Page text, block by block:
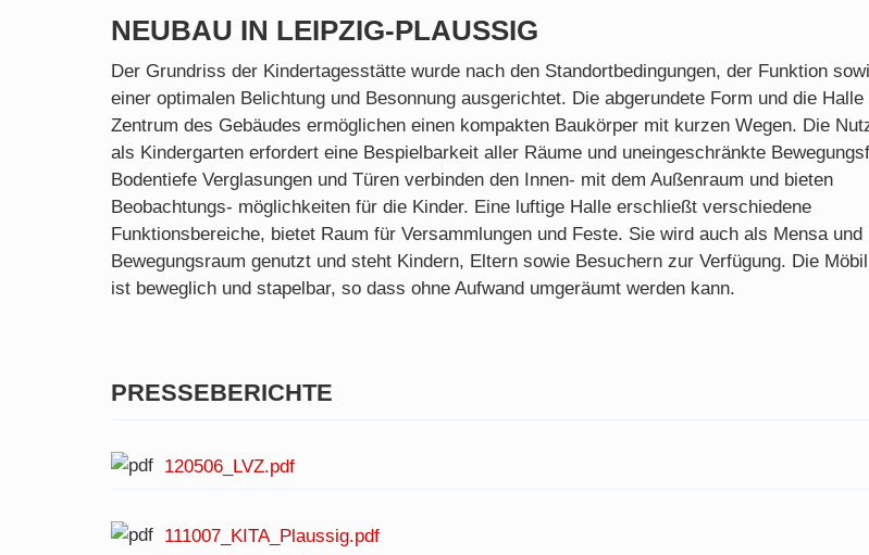
NEUBAU IN LEIPZIG-PLAUSSIG
Der Grundriss der Kindertagesstätte wurde nach den Standortbedingungen, der Funktion
einer optimalen Belichtung und Besonnung ausgerichtet. Die abgerundete Form und die Halle
Zentrum des Gebäudes ermöglichen einen kompakten Baukörper mit kurzen Wegen. Die
als Kindergarten erfordert eine Bespielbarkeit aller Räume und uneingeschränkte
Bodentiefe Verglasungen und Türen verbinden den Innen- mit dem Außenraum und bieten
Beobachtungs- möglichkeiten für die Kinder. Eine luftige Halle erschließt verschiedene
Funktionsbereiche, bietet Raum für Versammlungen und Feste. Sie wird auch als Mensa und
Bewegungsraum genutzt und steht Kindern, Eltern sowie Besuchern zur Verfügung. Die
ist beweglich und stapelbar, so dass ohne Aufwand umgeräumt werden kann.
PRESSEBERICHTE
120506_LVZ.pdf
111007_KITA_Plaussig.pdf